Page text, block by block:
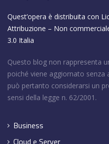
Quest’opera è distribuita con
Attribuzione – Non
3.0 Italia
Questo blog non rappresenta
poiché viene aggiornato senza
può pertanto considerarsi un
sensi della legge n. 62/2001.
Business
Cloud e Server